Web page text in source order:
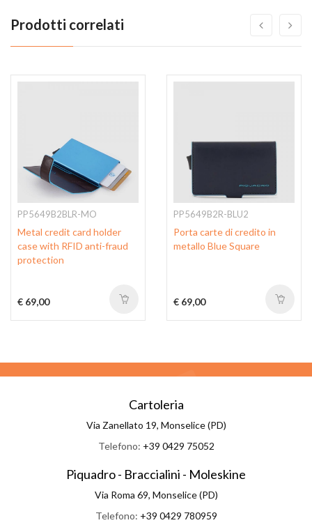
Prodotti correlati
PP5649B2BLR-MO
Metal credit card holder
case with RFID anti-fraud
protection
€ 69,00
PP5649B2R-BLU2
Porta carte di credito in
metallo Blue Square
€ 69,00
Cartoleria
Via Zanellato 19, Monselice (PD)
Telefono: +39 0429 75052
Piquadro - Braccialini - Moleskine
Via Roma 69, Monselice (PD)
Telefono: +39 0429 780959